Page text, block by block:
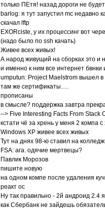
только ПЕтя! назад дороги не
barlog: я тут запустил mc недавно
скачал lftp
EXORciste, у их процессинг вот
(надо было по ssh качать)
Живее всех живых!
А народ живущий на сборках это и
и именно к ним все интернет
umputun: Project Maelstrom вышел в
там же сертификаты….
прописаны
в смысле? поддержка завтра
--> Five Interesting Facts From Stack
кстати чё за хрень у меня 2 компа
Windows XP живее всех живых
Тут на днях 98-ю ставил на
FSA: ага. одячие мертвецы?
Павлик Морозов
пишите новую
на одном компе после удаления
реакт ос
Ну так правильно - 2й андроид 2.4
как Сбербанк не зайдешь